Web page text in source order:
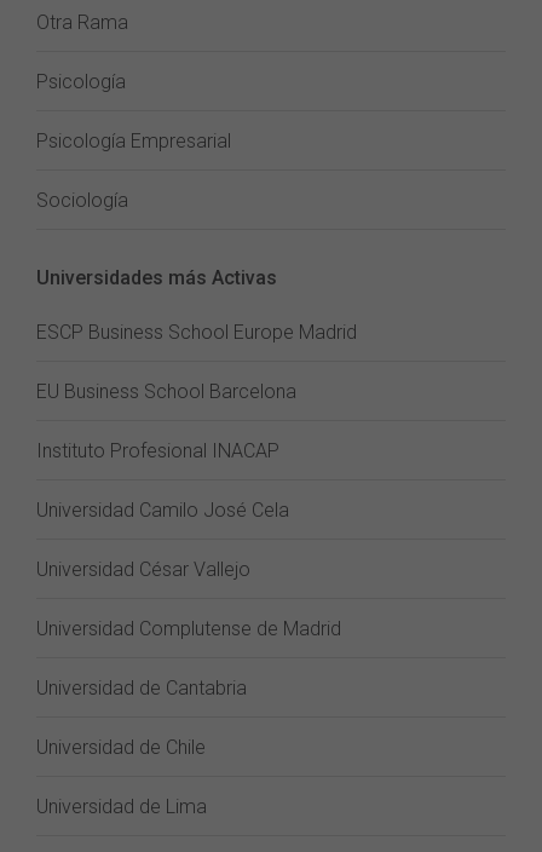
Otra Rama
Psicología
Psicología Empresarial
Sociología
Universidades más Activas
ESCP Business School Europe Madrid
EU Business School Barcelona
Instituto Profesional INACAP
Universidad Camilo José Cela
Universidad César Vallejo
Universidad Complutense de Madrid
Universidad de Cantabria
Universidad de Chile
Universidad de Lima